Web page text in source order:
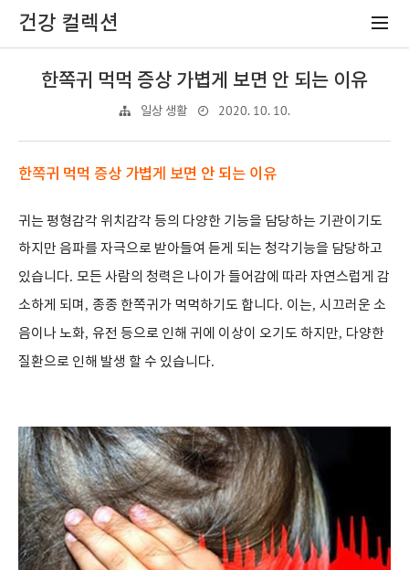
건강 컬렉션
한쪽귀 먹먹 증상 가볍게 보면 안 되는 이유
일상 생활 2020. 10. 10.
한쪽귀 먹먹 증상 가볍게 보면 안 되는 이유
귀는 평형감각 위치감각 등의 다양한 기능을 담당하는 기관이기도
하지만 음파를 자극으로 받아들여 듣게 되는 청각기능을 담당하고
있습니다. 모든 사람의 청력은 나이가 들어감에 따라 자연스럽게 감
소하게 되며 , 종종 한쪽귀가 먹먹하기도 합니다. 이는, 시끄러운 소
음이나 노화, 유전 등으로 인해 귀에 이상이 오기도 하지만, 다양한
질환으로 인해 발생 할 수 있습니다.